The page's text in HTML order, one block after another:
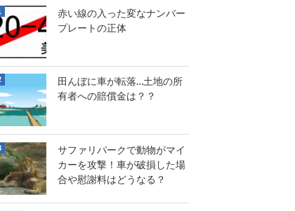
赤い線の入った変なナンバー
プレートの正体
田んぼに車が転落…土地の所
有者への賠償金は？？
サファリパークで動物がマイ
カーを攻撃！車が破損した場
合や慰謝料はどうなる？